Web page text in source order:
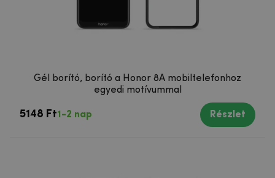
Gél borító, borító a Honor 8A mobiltelefonhoz
egyedi motívummal
5148 Ft1-2 nap Részlet